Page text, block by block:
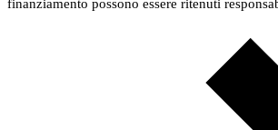
finanziamento possono essere ritenuti